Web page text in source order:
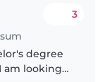
3
degree
am looking